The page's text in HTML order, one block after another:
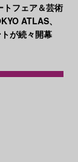
トフェア＆芸術
ATLAS、
が続々開幕